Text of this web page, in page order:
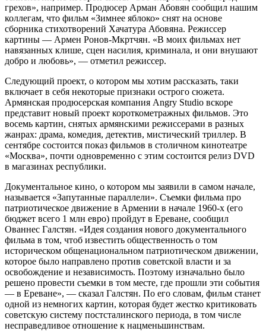
грехов», например. Продюсер Арман Абовян сообщил нашим
коллегам, что фильм «Зимнее яблоко» снят на основе
сборника стихотворений Хачатура Абовяна. Режиссер
картины — Армен Ронов-Мкртчян. «В моих фильмах нет
навязанных клише, сцен насилия, криминала, и они внушают
добро и любовь», — отметил режиссер.
Следующий проект, о котором мы хотим рассказать, таки
включает в себя некоторые признаки острого сюжета.
Армянская продюсерская компания Angry Studio вскоре
представит новый проект короткометражных фильмов. Это
восемь картин, снятых армянскими режиссерами в разных
жанрах: драма, комедия, детектив, мистический триллер. В
сентябре состоится показ фильмов в столичном кинотеатре
«Москва», почти одновременно с этим состоится релиз DVD
в магазинах республики.
Документальное кино, о котором мы заявили в самом начале,
называется «Запутанные параллели». Съемки фильма про
патриотическое движение в Армении в начале 1960-х (его
бюджет всего 1 млн евро) пройдут в Ереване, сообщил
Ованнес Галстян. «Идея создания нового документального
фильма в том, чтоб известить общественность о том
историческом общенациональном патриотическом движении,
которое было направлено против советской власти и за
освобождение и независимость. Поэтому изначально было
решено провести съемки в том месте, где прошли эти события
— в Ереване», — сказал Галстян. По его словам, фильм станет
одной из немногих картин, которая будет жестко критиковать
советскую систему постсталинского периода, в том числе
несправедливое отношение к нацменьшинствам.